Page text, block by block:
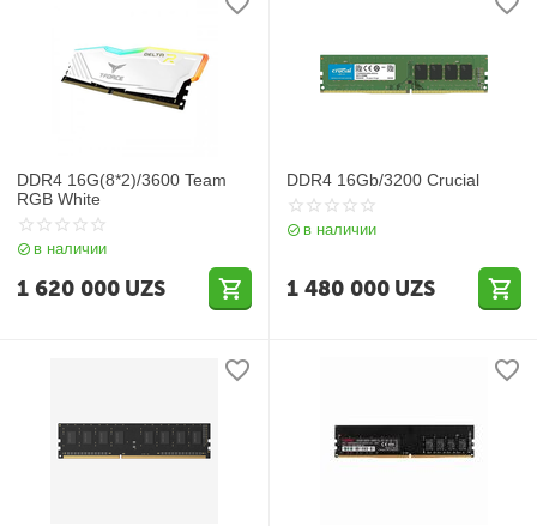
DDR4 16G(8*2)/3600 Team
RGB White
в наличии
1 620 000 UZS
DDR4 16Gb/3200 Crucial
в наличии
1 480 000 UZS